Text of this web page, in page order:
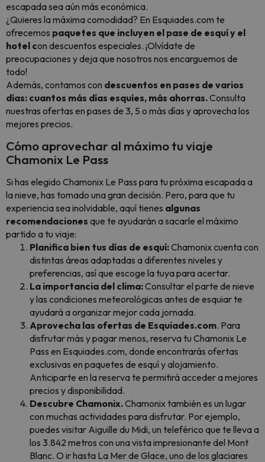
escapada sea aún más económica.
¿Quieres la máxima comodidad? En Esquiades.com te
ofrecemos paquetes que incluyen el pase de esquí y el
hotel con descuentos especiales. ¡Olvídate de
preocupaciones y deja que nosotros nos encarguemos de
todo!
Además, contamos con descuentos en pases de varios
días: cuantos más días esquíes, más ahorras.Consulta
nuestras ofertas en pases de 3, 5 o más días y aprovecha los
mejores precios.
Cómo aprovechar al máximo tu viaje
Chamonix Le Pass
Si has elegido Chamonix Le Pass para tu próxima escapada a
la nieve, has tomado una gran decisión. Pero, para que tu
experiencia sea inolvidable, aquí tienes algunas
recomendaciones que te ayudarán a sacarle el máximo
partido a tu viaje:
Planifica bien tus días de esquí:Chamonix cuenta con
distintas áreas adaptadas a diferentes niveles y
preferencias, así que escoge la tuya para acertar.
La importancia del clima:Consultar el parte de nieve
y las condiciones meteorológicas antes de esquiar te
ayudará a organizar mejor cada jornada.
Aprovecha las ofertas de Esquiades.com. Para
disfrutar más y pagar menos, reserva tu Chamonix Le
Pass en Esquiades.com, donde encontrarás ofertas
exclusivas en paquetes de esquí y alojamiento.
Anticiparte en la reserva te permitirá acceder a mejores
precios y disponibilidad.
Descubre Chamonix.Chamonix también es un lugar
con muchas actividades para disfrutar. Por ejemplo,
puedes visitar Aiguille du Midi, un teleférico que te lleva a
los 3.842 metros con una vista impresionante del Mont
Blanc. O ir hasta La Mer de Glace, uno de los glaciares